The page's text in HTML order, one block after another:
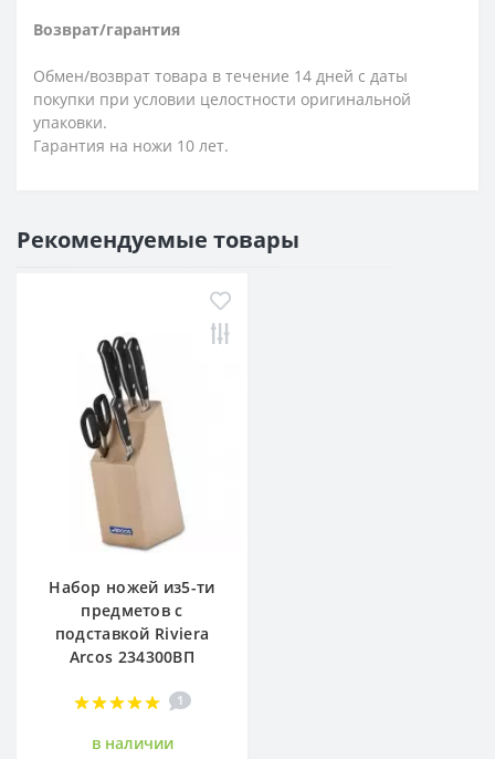
Возврат/гарантия
Обмен/возврат товара в течение 14 дней с даты
покупки при условии целостности оригинальной
упаковки.
Гарантия на ножи 10 лет.
Рекомендуемые товары
Набор ножей из5-ти
предметов с
подставкой Riviera
Arcos 234300ВП
1
в наличии